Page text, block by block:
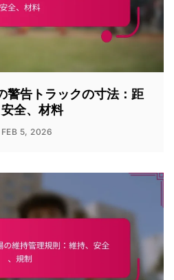
警告トラックの寸法：距
全、材料
FEB 5, 2026